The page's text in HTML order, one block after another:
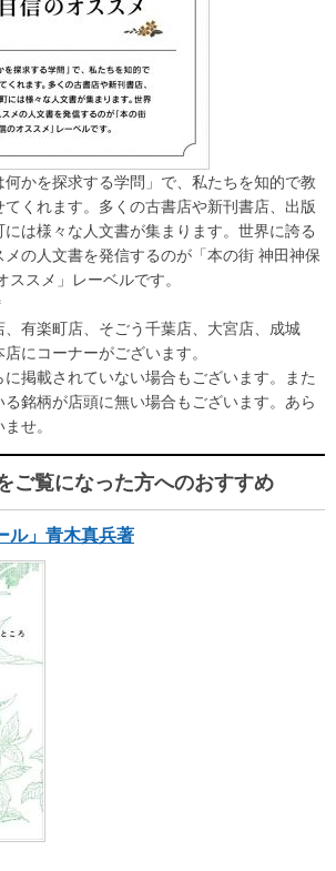
何かを探求する学問」で、私たちを知的で教
くれます。多くの古書店や新刊書店、出版
は様々な人文書が集まります。世界に誇る
メの人文書を発信するのが「本の街 神田神保
スメ」レーベルです。
有楽町店、そごう千葉店、大宮店、成城
にコーナーがございます。
掲載されていない場合もございます。また
る銘柄が店頭に無い場合もございます。あら
せ。
ご覧になった方へのおすすめ
ル」青木真兵著